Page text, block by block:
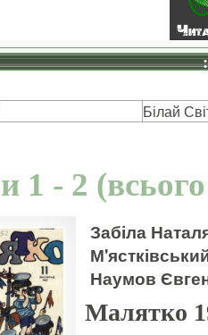
Білай
1 - 2
Забіла
Наумов
Малятко